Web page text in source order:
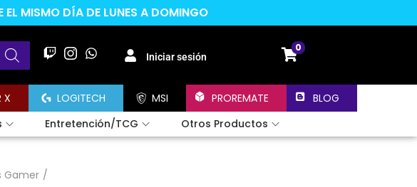
EL MISMO DÍA DE LUNES A DOMINGO
Iniciar sesión
0
X LOGITECH MSI PROREMATE
BLOG
Entretención/TCG Otros Productos
Gamer /